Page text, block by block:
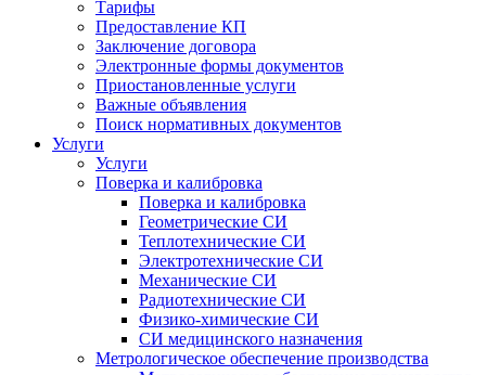
Тарифы
Предоставление КП
Заключение договора
Электронные формы документов
Приостановленные услуги
Важные объявления
Поиск нормативных документов
Услуги
Услуги
Поверка и калибровка
Поверка и калибровка
Геометрические СИ
Теплотехнические СИ
Электротехнические СИ
Механические СИ
Радиотехнические СИ
Физико-химические СИ
СИ медицинского назначения
Метрологическое обеспечение производства